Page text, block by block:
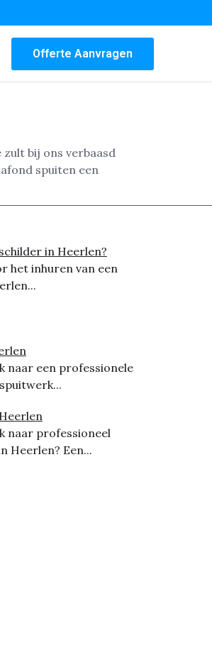
Offerte Aanvragen
bij ons verbaasd
spuiten een
in Heerlen?
het inhuren van een
naar een professionele
naar professioneel
Heerlen? Een...